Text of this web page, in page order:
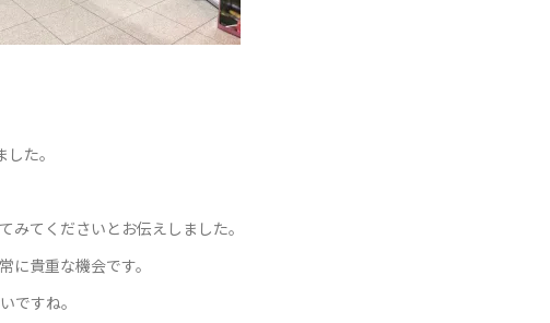
た。
てくださいとお伝えしました。
に貴重な機会です。
ですね。